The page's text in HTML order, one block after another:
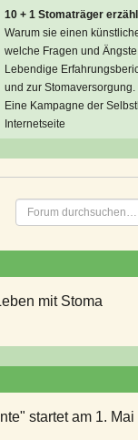
10 + 1 Stomaträger
Warum sie einen
welche Fragen und
Lebendige
und zur Stomaversorgung.
Eine Kampagne der
Internetseite
mit Stoma
startet am 1. Mai